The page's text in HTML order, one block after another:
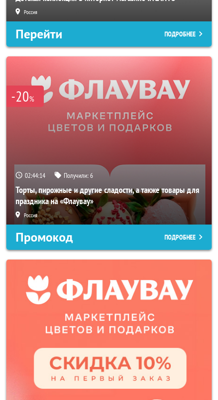
Россия
Перейти ПОДРОБНЕЕ
-20%
02:44:11 Получили:6
Торты, пирожные и другие сладости, а также товары для
праздника на «Флаувау»
Россия
Промокод ПОДРОБНЕЕ